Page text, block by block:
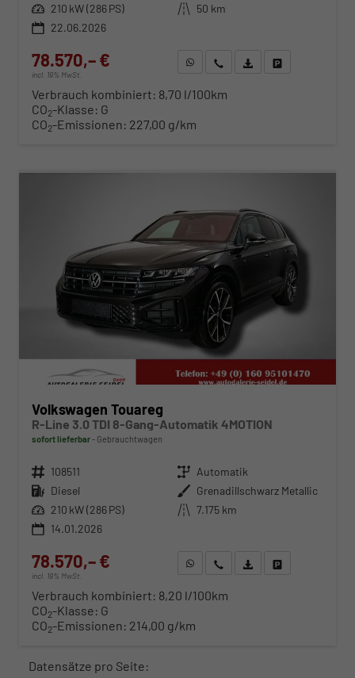
Leistung 210 kW (286 PS) Kilometerstand 50 km
22.06.2026
78.570,– €
incl. 19% MwSt.
WhatsApp anfragen
Wir rufen Sie anFahrzeugexposé (PDF)
Verbrauch kombiniert: 8,70 l/100km
CO2-Klasse: G
CO2-Emissionen: 227,00 g/km
Volkswagen Touareg
R-Line 3.0 TDI 8-Gang-Automatik 4MOTION
sofort lieferbar Gebrauchtwagen
Fahrzeugnr. 108511 Getriebe Automatik
Kraftstoff Diesel Außenfarbe Grenadillschwarz Metallic
Leistung 210 kW (286 PS) Kilometerstand 7.175 km
14.01.2026
78.570,– €
incl. 19% MwSt.
WhatsApp anfragen
Wir rufen Sie anFahrzeugexposé (PDF)
Verbrauch kombiniert: 8,20 l/100km
CO2-Klasse: G
CO2-Emissionen: 214,00 g/km
Datensätze pro Seite: